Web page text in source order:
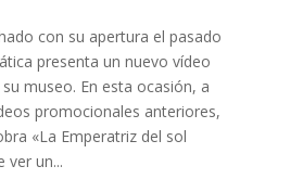
con su apertura el pasado
presenta un nuevo vídeo
museo. En esta ocasión, a
promocionales anteriores,
«La Emperatriz del sol
ver un...